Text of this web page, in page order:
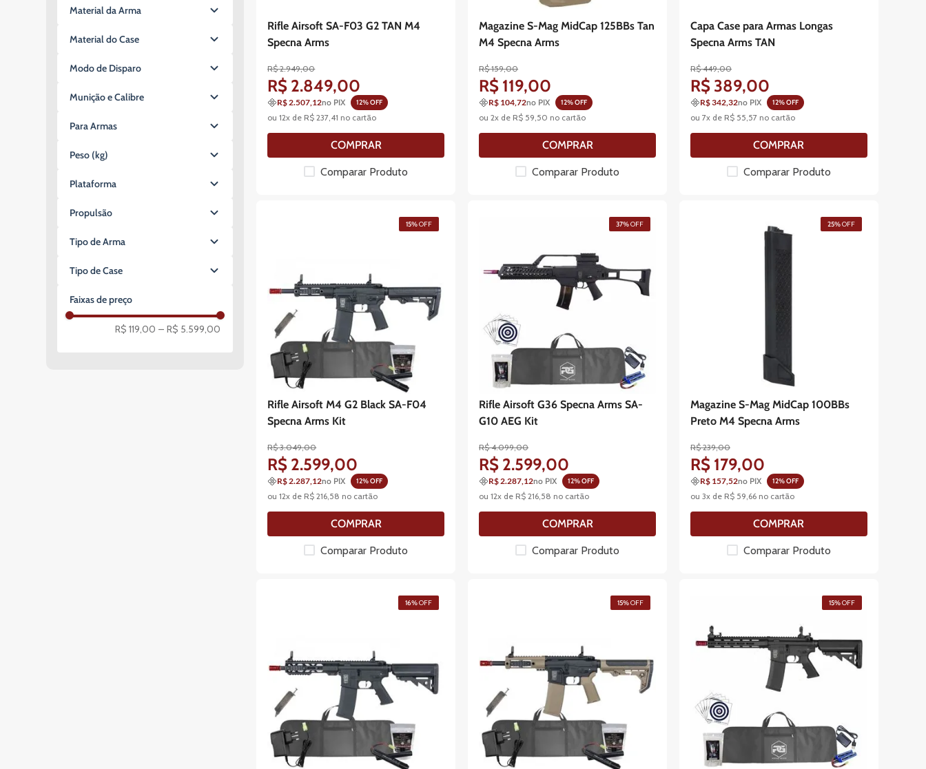
1.500 BBs
115x30x5cm
Material da Arma
Full Metal
Material do Case
Tecido com Espuma
Modo de Disparo
Semi e Full Automática
Munição e Calibre
BBs de Plástico 6mm
Para Armas
Longas
Peso (kg)
2,130kg
2.13kg
2.5kg
2.6kg
2.45kg
Plataforma
M4 / M16 / AR-15
Propulsão
Elétrico (AEG)
Tipo de Arma
Armas Longas
Tipo de Case
Maleável
Faixas de preço
R$ 119,00 – R$ 5.599,00
Rifle Airsoft SA-F03 G2 TAN M4
Specna Arms
R$ 2.949,00
R$ 2.849,00
R$ 2.507,12no PIX 12% OFF
ou12x de R$ 237 41 no cartão
COMPRAR
Comparar Produto
Magazine S-Mag MidCap 125BBs Tan
M4 Specna Arms
R$ 159,00
R$ 119,00
R$ 104,72no PIX 12% OFF
ou2x de R$ 59 50 no cartão
COMPRAR
Comparar Produto
Capa Case para Armas Longas
Specna Arms TAN
R$ 449,00
R$ 389,00
R$ 342,32no PIX 12% OFF
ou 7x de R$ 55 57no cartão
COMPRAR
Comparar Produto
Rifle Airsoft M4 G2 Black SA-F04
Specna Arms Kit
R$ 3.049,00
R$ 2.599,00
15%OFF
R$ 2.287,12no PIX 12% OFF
ou12x de R$ 216 58 no cartão
COMPRAR
Comparar Produto
Rifle Airsoft G36 Specna Arms SA-
G10 AEG Kit
R$ 4.099,00
R$ 2.599,00
37%OFF
R$ 2.287,12no PIX 12% OFF
ou12x de R$ 216 58 no cartão
COMPRAR
Comparar Produto
Magazine S-Mag MidCap 100BBs
Preto M4 Specna Arms
R$ 239,00
R$ 179,00
25%OFF
R$ 157,52no PIX 12% OFF
ou 3x de R$ 59 66no cartão
COMPRAR
Comparar Produto
16%OFF 15%OFF 15%OFF